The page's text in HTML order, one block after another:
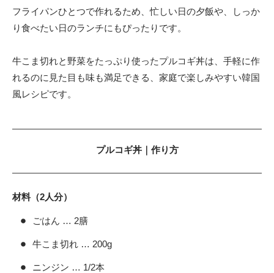
フライパンひとつで作れるため、忙しい日の夕飯や、しっか
り食べたい日のランチにもぴったりです。
牛こま切れと野菜をたっぷり使ったプルコギ丼は、手軽に作
れるのに見た目も味も満足できる、家庭で楽しみやすい韓国
風レシピです。
プルコギ丼｜作り方
材料（2人分）
ごはん … 2膳
牛こま切れ … 200g
ニンジン … 1/2本